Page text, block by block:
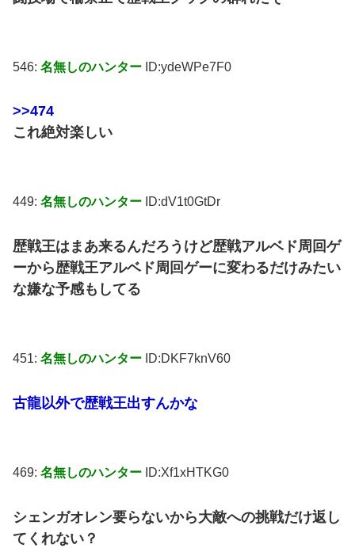
546: 名無しのハンター ID:ydeWPe7F0
>>474
これ絶対楽しい
449: 名無しのハンター ID:dV1t0GtDr
歴戦王はまあ来るんだろうけど歴戦アルベド周回ゲ
ーから歴戦王アルベド周回ゲーに変わるだけみたい
な嫌な予感もしてる
451: 名無しのハンター ID:DKF7knV60
古龍以外で歴戦王出すんかな
469: 名無しのハンター ID:Xf1xHTKG0
シェンガオレン要らないから大敵への挑戦だけ返し
てくれない？